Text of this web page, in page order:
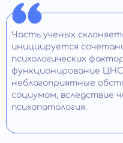
Часть ученых
инициируется
психологических
функционирование
неблагоприятные
социумом, вследствие
психопатология.